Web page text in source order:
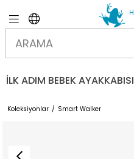
İLK ADIM BEBEK AYAKKABISI
Koleksiyonlar Smart Walker